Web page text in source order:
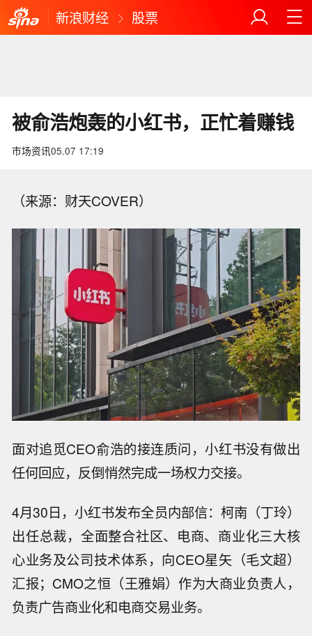
新浪财经 股票
被俞浩炮轰的小红书，正忙着赚钱
市场资讯05.07 17:19
（来源：财天COVER）
面对追觅CEO俞浩的接连质问，小红书没有做出
任何回应，反倒悄然完成一场权力交接。
4月30日，小红书发布全员内部信：柯南（丁玲）
出任总裁，全面整合社区、电商、商业化三大核
心业务及公司技术体系，向CEO星矢（毛文超）
汇报；CMO之恒（王雅娟）作为大商业负责人，
负责广告商业化和电商交易业务。